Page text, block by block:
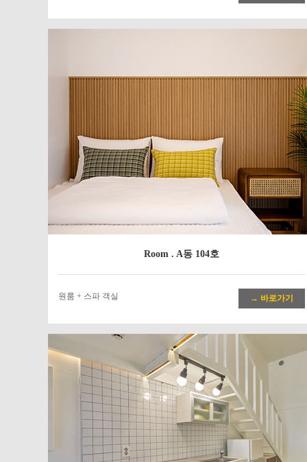
Room . A동 104호
원룸 + 스파 객실 → 바로가기